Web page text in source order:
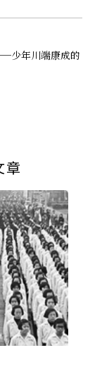
少年川端康成的
章